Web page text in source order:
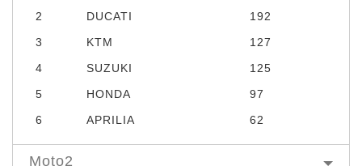
2
DUCATI
192
3
KTM
127
4
SUZUKI
125
5
HONDA
97
6
APRILIA 62
Moto2